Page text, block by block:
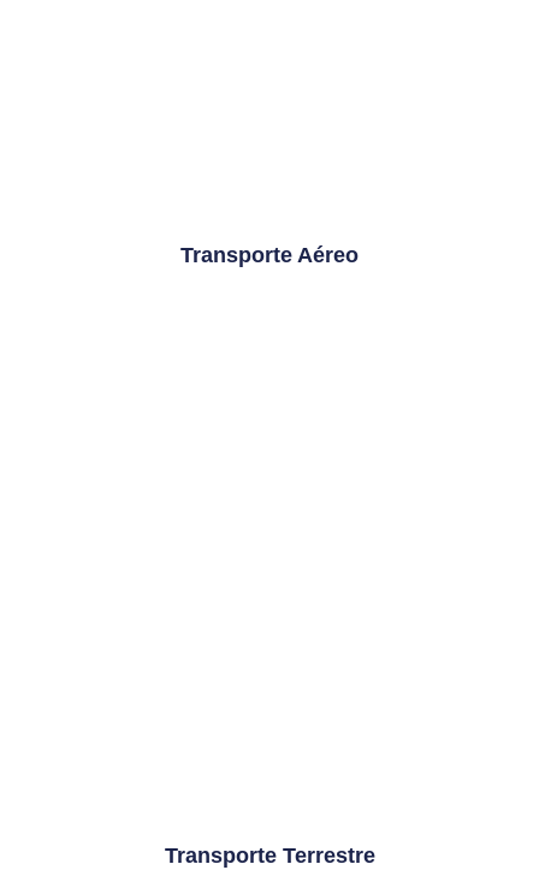
Transporte Aéreo
Transporte Terrestre